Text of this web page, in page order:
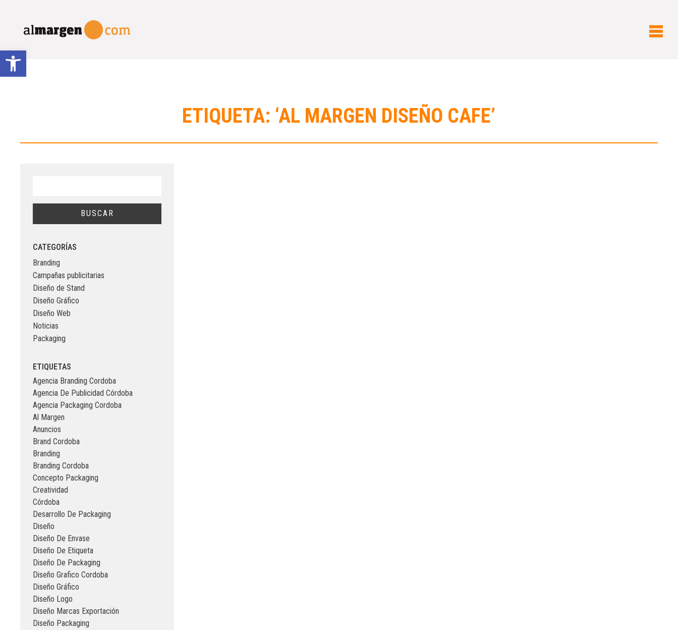
Abrir barra de herramientas
ETIQUETA: ‘AL MARGEN DISEÑO CAFE’
CATEGORÍAS
Branding
Campañas publicitarias
Diseño de Stand
Diseño Gráfico
Diseño Web
Noticias
Packaging
ETIQUETAS
Agencia Branding Cordoba
Agencia De Publicidad Córdoba
Agencia Packaging Cordoba
Al Margen
Anuncios
Brand Cordoba
Branding
Branding Cordoba
Concepto Packaging
Creatividad
Córdoba
Desarrollo De Packaging
Diseño
Diseño De Envase
Diseño De Etiqueta
Diseño De Packaging
Diseño Grafico Cordoba
Diseño Gráfico
Diseño Logo
Diseño Marcas Exportación
Diseño Packaging